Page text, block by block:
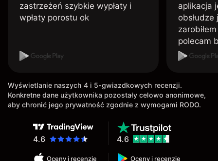
zastrzeżeń szybkie wypłaty i
wpłaty porostu ok
aplikacja
polecam
Wyświetlanie naszych 4 i 5-gwiazdkowych recenzji.
Konkretne dane użytkownika pozostały celowo anonimowe,
aby chronić jego prywatność zgodnie z wymogami RODO.
4.6
Oceny i recenzje Oceny i recenzje
4.6